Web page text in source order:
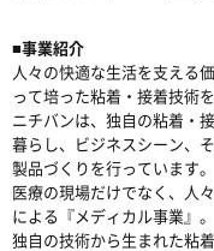
■事業紹介
人々の快適な生活を支える
って培った粘着・接着技術
ニチバンは、独自の粘着・
暮らし、ビジネスシーン、
製品づくりを行っています。
医療の現場だけでなく、人
による『メディカル事業』。
独自の技術から生まれた粘